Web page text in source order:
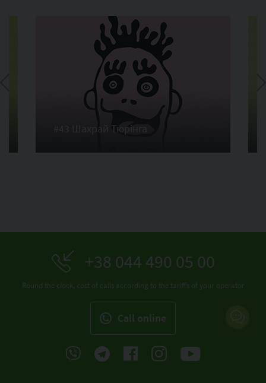
#43 Шахрай Тюрінга
+38 044 490 05 00
Round the clock, cost of calls according to the tariffs of your operator
Call online